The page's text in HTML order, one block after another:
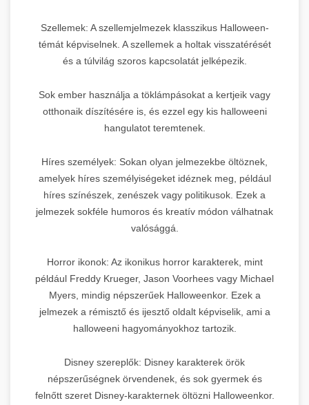
Szellemek: A szellemjelmezek klasszikus Halloween-
témát képviselnek. A szellemek a holtak visszatérését
és a túlvilág szoros kapcsolatát jelképezik.
Sok ember használja a töklámpásokat a kertjeik vagy
otthonaik díszítésére is, és ezzel egy kis halloweeni
hangulatot teremtenek.
Híres személyek: Sokan olyan jelmezekbe öltöznek,
amelyek híres személyiségeket idéznek meg, például
híres színészek, zenészek vagy politikusok. Ezek a
jelmezek sokféle humoros és kreatív módon válhatnak
valósággá.
Horror ikonok: Az ikonikus horror karakterek, mint
például Freddy Krueger, Jason Voorhees vagy Michael
Myers, mindig népszerűek Halloweenkor. Ezek a
jelmezek a rémisztő és ijesztő oldalt képviselik, ami a
halloweeni hagyományokhoz tartozik.
Disney szereplők: Disney karakterek örök
népszerűségnek örvendenek, és sok gyermek és
felnőtt szeret Disney-karakternek öltözni Halloweenkor.